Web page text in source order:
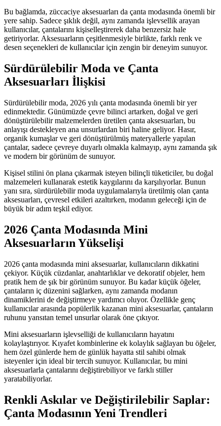
Bu bağlamda, züccaciye aksesuarları da çanta modasında önemli bir
yere sahip. Sadece şıklık değil, aynı zamanda işlevsellik arayan
kullanıcılar, çantalarını kişiselleştirerek daha benzersiz hale
getiriyorlar. Aksesuarların çeşitlenmesiyle birlikte, farklı renk ve
desen seçenekleri de kullanıcılar için zengin bir deneyim sunuyor.
Sürdürülebilir Moda ve Çanta
Aksesuarları İlişkisi
Sürdürülebilir moda, 2026 yılı çanta modasında önemli bir yer
edinmektedir. Günümüzde çevre bilinci artarken, doğal ve geri
dönüştürülebilir malzemelerden üretilen çanta aksesuarları, bu
anlayışı destekleyen ana unsurlardan biri haline geliyor. Hasır,
organik kumaşlar ve geri dönüştürülmüş materyallerle yapılan
çantalar, sadece çevreye duyarlı olmakla kalmayıp, aynı zamanda şık
ve modern bir görünüm de sunuyor.
Kişisel stilini ön plana çıkarmak isteyen bilinçli tüketiciler, bu doğal
malzemeleri kullanarak estetik kaygılarını da karşılıyorlar. Bunun
yanı sıra, sürdürülebilir moda uygulamalarıyla üretilmiş olan çanta
aksesuarları, çevresel etkileri azaltırken, modanın geleceği için de
büyük bir adım teşkil ediyor.
2026 Çanta Modasında Mini
Aksesuarların Yükselişi
2026 çanta modasında mini aksesuarlar, kullanıcıların dikkatini
çekiyor. Küçük cüzdanlar, anahtarlıklar ve dekoratif objeler, hem
pratik hem de şık bir görünüm sunuyor. Bu kadar küçük öğeler,
çantaların iç düzenini sağlarken, aynı zamanda modanın
dinamiklerini de değiştirmeye yardımcı oluyor. Özellikle genç
kullanıcılar arasında popülerlik kazanan mini aksesuarlar, çantaların
ruhunu yansıtan temel unsurlar olarak öne çıkıyor.
Mini aksesuarların işlevselliği de kullanıcıların hayatını
kolaylaştırıyor. Kıyafet kombinlerine ek kolaylık sağlayan bu öğeler,
hem özel günlerde hem de günlük hayatta stil sahibi olmak
isteyenler için ideal bir tercih sunuyor. Kullanıcılar, bu mini
aksesuarlarla çantalarını değiştirebiliyor ve farklı stiller
yaratabiliyorlar.
Renkli Askılar ve Değiştirilebilir Saplar:
Çanta Modasının Yeni Trendleri